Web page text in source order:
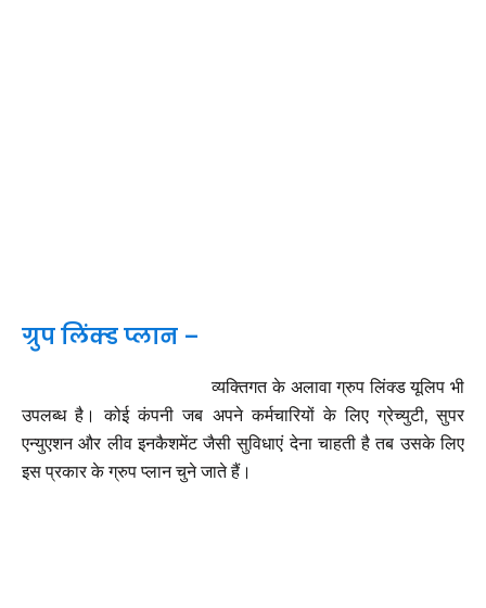
ग्रुप लिंक्ड प्लान –
व्यक्तिगत के अलावा ग्रुप लिंक्ड यूलिप भी
उपलब्ध है। कोई कंपनी जब अपने कर्मचारियों के लिए ग्रेच्युटी, सुपर
एन्युएशन और लीव इनकैशमेंट जैसी सुविधाएं देना चाहती है तब उसके लिए
इस प्रकार के ग्रुप प्लान चुने जाते हैं।